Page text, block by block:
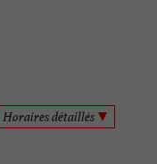
Horaires détaillés